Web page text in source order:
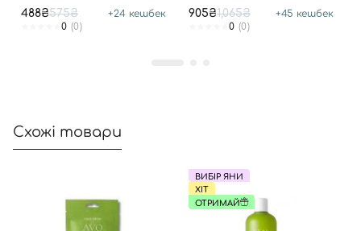
488₴575₴ +24 кешбек
0 (0)
905₴1,065₴ +45 кешбек
0 (0)
Схожі товари
ВИБІР ЯНИ
ХІТ
ОТРИМАЙ
Далі